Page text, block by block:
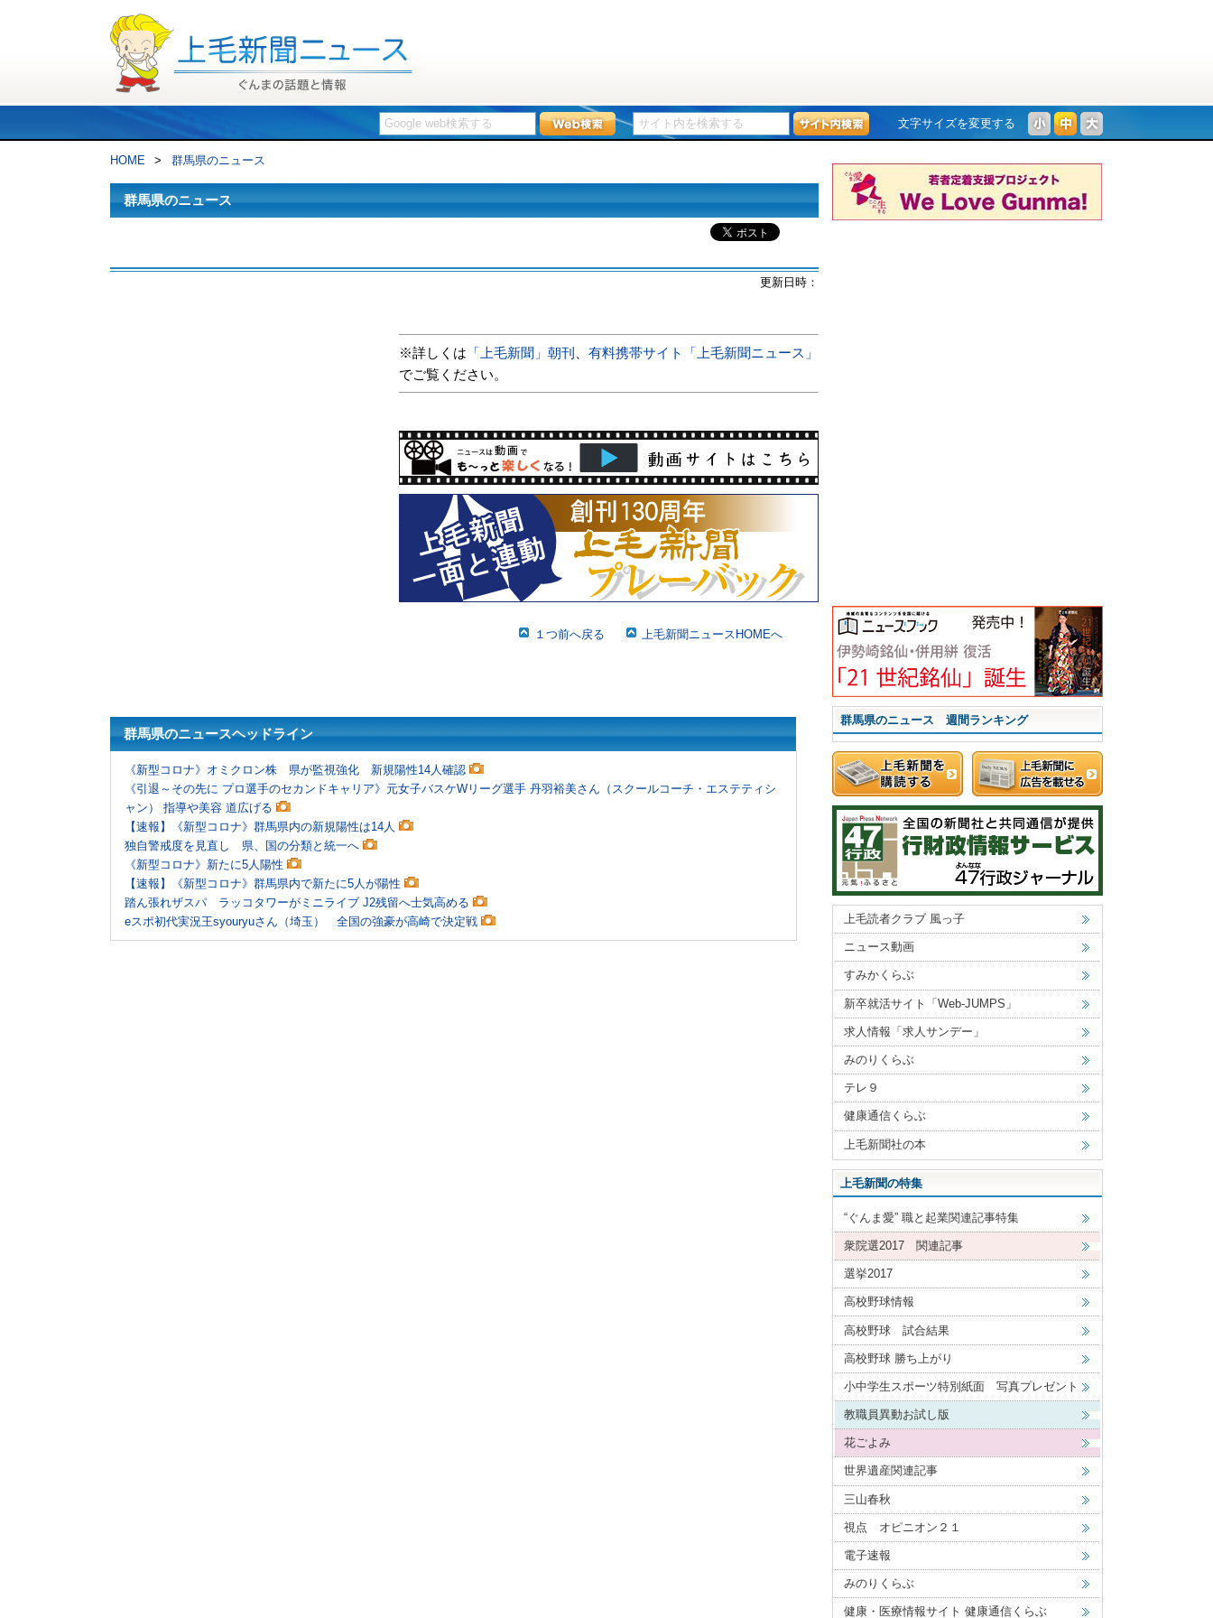
文字サイズを変更する
HOME > 群馬県のニュース
群馬県のニュース
更新日時：
※詳しくは 「上毛新聞」朝刊
有料携帯サイト「上毛新聞ニュース」
でご覧ください。
１つ前へ戻る 上毛新聞ニュースHOMEへ
群馬県のニュースヘッドライン
《新型コロナ》オミクロン株 県が監視強化 新規陽性14人確認
《引退～その先に プロ選手のセカンドキャリア》元女子バスケWリーグ選手 丹羽裕美さん（スクールコーチ・エステティシ
ャン） 指導や美容 道広げる
【速報】《新型コロナ》群馬県内の新規陽性は14人
独自警戒度を見直し 県、国の分類と統一へ
《新型コロナ》新たに5人陽性
【速報】《新型コロナ》群馬県内で新たに5人が陽性
踏ん張れザスパ ラッコタワーがミニライブ J2残留へ士気高める
eスポ初代実況王syouryuさん（埼玉） 全国の強豪が高崎で決定戦
群馬県のニュース 週間ランキング
上毛読者クラブ 風っ子
ニュース動画
すみかくらぶ
新卒就活サイト「Web-JUMPS」
求人情報「求人サンデー」
みのりくらぶ
テレ９
健康通信くらぶ
上毛新聞社の本
上毛新聞の特集
“ぐんま愛” 職と起業関連記事特集
衆院選2017 関連記事
選挙2017
高校野球情報
高校野球 試合結果
高校野球 勝ち上がり
小中学生スポーツ特別紙面 写真プレゼント
教職員異動お試し版
花ごよみ
世界遺産関連記事
三山春秋
視点 オピニオン２１
電子速報
みのりくらぶ
健康・医療情報サイト 健康通信くらぶ